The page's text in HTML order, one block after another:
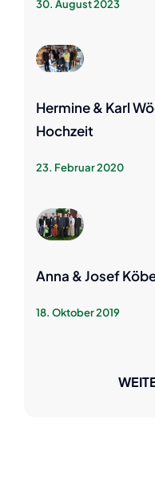
30. August 2023
Hermine & Karl
Hochzeit
23. Februar 2020
Anna & Josef
18. Oktober 2019